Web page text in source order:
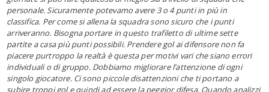
personale. Sicuramente potevamo avere 3 o 4 punti in più in
classifica. Per come si allena la squadra sono sicuro che i punti
arriveranno. Bisogna portare in questo trafiletto di ultime sette
partite a casa più punti possibili. Prendere gol ai difensore non fa
piacere purtroppo la realtà è questa per motivi vari che siano errori
individuali o di gruppo. Dobbiamo migliorare l’attenzione di ogni
singolo giocatore. Ci sono piccole disattenzioni che ti portano a
subire troppi gol e quindi ad essere la peggior difesa. Quando analizzi